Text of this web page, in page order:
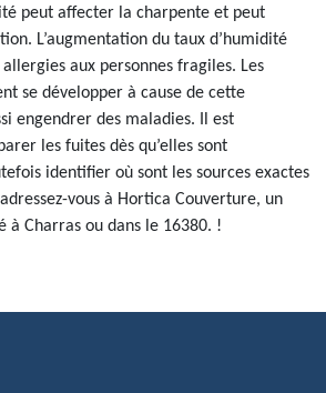
peut affecter la charpente et peut
L’augmentation du taux d’humidité
aux personnes fragiles. Les
se développer à cause de cette
engendrer des maladies. Il est
les fuites dès qu’elles sont
identifier où sont les sources exactes
vous à Hortica Couverture, un
à Charras ou dans le 16380. !